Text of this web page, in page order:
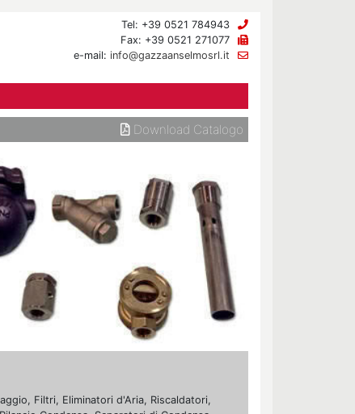
Tel: +39 0521 784943
Fax: +39 0521 271077
e-mail: info@gazzaanselmosrl.it
Download Catalogo
Filtri, Eliminatori d'Aria, Riscaldatori,